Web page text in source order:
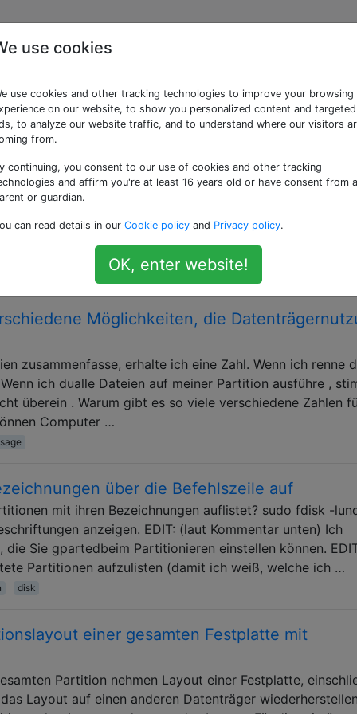
Fragen
in mehrere logische Speichereinheiten
so zu behandeln, als wären es mehrere Festplatten.
unter Linux?
fällt es mir oft schwer, den Schuldigen
zurückgegeben werden. Auch dies ist
Hervorhebung des schlimmsten Täters, aber ich …
Möglichkeiten, die
zusammenfasse, erhalte ich eine Zahl. Wenn ich renne
ich dualle Dateien auf meiner Partition ausführe ,
überein . Warum gibt es so viele verschiedene Zahlen
Computer …
über die Befehlszeile auf
mit ihren Bezeichnungen auflistet? sudo fdisk -
anzeigen. EDIT: (laut Kommentar unten) Ich
Sie gpartedbeim Partitionieren einstellen können.
Partitionen aufzulisten (damit ich weiß, welche ich …
disk
einer gesamten Festplatte mit
Partition nehmen Layout einer Festplatte,
Layout auf einen anderen Datenträger
use cookies
use cookies and other tracking technologies to improve your browsing
on our website, to show you personalized content and targeted
to analyze our website traffic, and to understand where our visitors
from.
continuing, you consent to our use of cookies and other tracking
and affirm you're at least 16 years old or have consent from a
or guardian.
can read details in our Cookie policy and Privacy policy.
OK, enter website!